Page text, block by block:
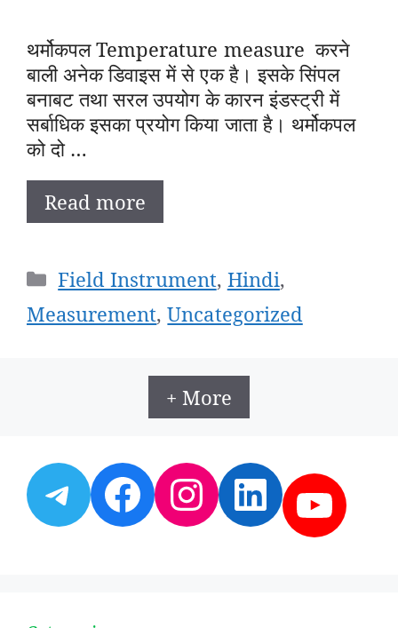
थर्मोकपल Temperature measure करने
बाली अनेक डिवाइस में से एक है। इसके सिंपल
बनाबट तथा सरल उपयोग के कारन इंडस्ट्री में
सर्बाधिक इसका प्रयोग किया जाता है। थर्मोकपल
को दो …
Read more
Categories
Field Instrument, Hindi,
Measurement,Uncategorized
+ More
Telegram
Facebook
Instagram